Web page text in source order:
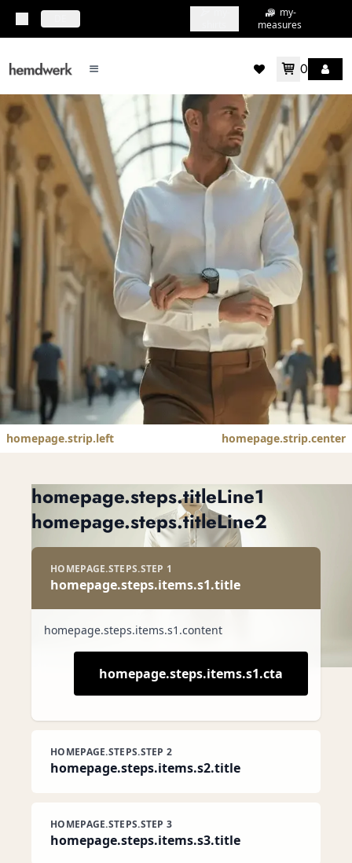
my-
measures
mainMenu.menu 0
homepage.hero.h1
homepage.hero.sub
homepage.hero.cta
homepage.strip.left homepage.strip.center
homepage.steps.titleLine1
homepage.steps.titleLine2
HOMEPAGE.STEPS.STEP 1
homepage.steps.items.s1.title
homepage.steps.items.s1.content
homepage.steps.items.s1.cta
HOMEPAGE.STEPS.STEP 2
homepage.steps.items.s2.title
HOMEPAGE.STEPS.STEP 3
homepage.steps.items.s3.title